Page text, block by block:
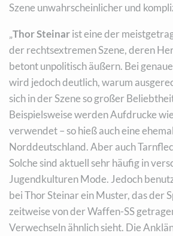
Szene unwahrscheinlicher und
„Thor Steinarist eine der
der rechtsextremen Szene, deren
betont unpolitisch äußern. Bei
wird jedoch deutlich, warum
sich in der Szene so großer
Beispielsweise werden Aufdrucke
verwendet – so hieß auch eine
Norddeutschland. Aber auch
Solche sind aktuell sehr häufig in
Jugendkulturen Mode. Jedoch
bei Thor Steinar ein Muster, das der
zeitweise von der Waffen-SS
Verwechseln ähnlich sieht. Die